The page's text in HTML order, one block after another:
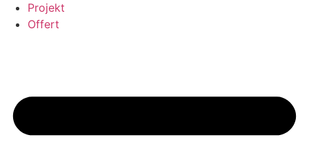
Projekt
Offert